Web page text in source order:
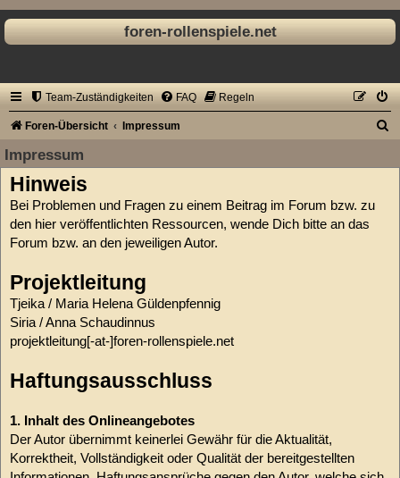
foren-rollenspiele.net
Team-Zuständigkeiten FAQ Regeln
Foren-Übersicht Impressum
c
Impressum
Hinweis
Bei Problemen und Fragen zu einem Beitrag im Forum bzw. zu
den hier veröffentlichten Ressourcen, wende Dich bitte an das
Forum bzw. an den jeweiligen Autor.
Projektleitung
Tjeika / Maria Helena Güldenpfennig
Siria / Anna Schaudinnus
projektleitung[-at-]foren-rollenspiele.net
Haftungsausschluss
1. Inhalt des Onlineangebotes
Der Autor übernimmt keinerlei Gewähr für die Aktualität,
Korrektheit, Vollständigkeit oder Qualität der bereitgestellten